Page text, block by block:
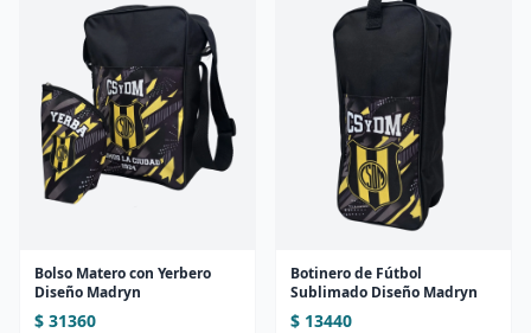
Bolso Matero con Yerbero
Diseño Madryn
$ 31360
Botinero de Fútbol
Sublimado Diseño Madryn
$ 13440